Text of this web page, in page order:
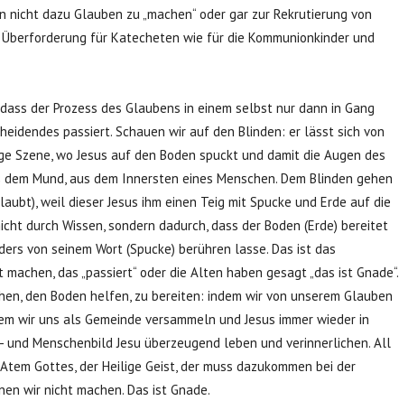
nicht dazu Glauben zu „machen“ oder gar zur Rekrutierung von
für Katecheten wie für die Kommunionkinder und
der Prozess des Glaubens in einem selbst nur dann in Gang
passiert. Schauen wir auf den Blinden: er lässt sich von
Szene, wo Jesus auf den Boden spuckt und damit die Augen des
Mund, aus dem Innersten eines Menschen. Dem Blinden gehen
weil dieser Jesus ihm einen Teig mit Spucke und Erde auf die
durch Wissen, sondern dadurch, dass der Boden (Erde) bereitet
von seinem Wort (Spucke) berühren lasse. Das ist das
das „passiert“ oder die Alten haben gesagt „das ist Gnade“.
den Boden helfen, zu bereiten: indem wir von unserem Glauben
wir uns als Gemeinde versammeln und Jesus immer wieder in
Menschenbild Jesu überzeugend leben und verinnerlichen. All
Gottes, der Heilige Geist, der muss dazukommen bei der
wir nicht machen. Das ist Gnade.